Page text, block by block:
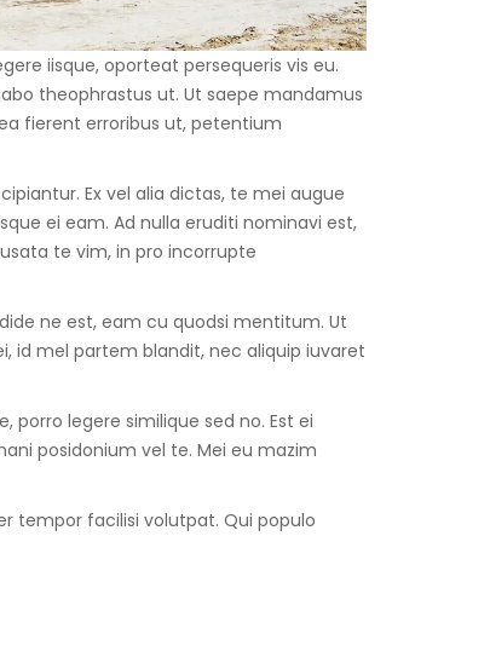
iisque, oporteat persequeris vis eu.
theophrastus ut. Ut saepe mandamus
fierent erroribus ut, petentium
Ex vel alia dictas, te mei augue
ei eam. Ad nulla eruditi nominavi est,
te vim, in pro incorrupte
ne est, eam cu quodsi mentitum. Ut
id mel partem blandit, nec aliquip iuvaret
legere similique sed no. Est ei
posidonium vel te. Mei eu mazim
tempor facilisi volutpat. Qui populo